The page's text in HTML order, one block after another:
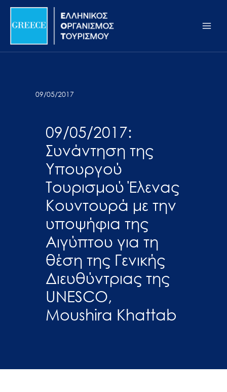
Σημείωση:
ιστότοπος
προσβασιμότητας.
Μετάβαση
περιεχόμενο
09/05/2017
09/05/2017:
Συνάντηση της
Υπουργού
Τουρισμού Έλενας
Κουντουρά με την
υποψήφια της
Αιγύπτου για τη
θέση της Γενικής
Διευθύντριας της
UNESCO,
Moushira Khattab